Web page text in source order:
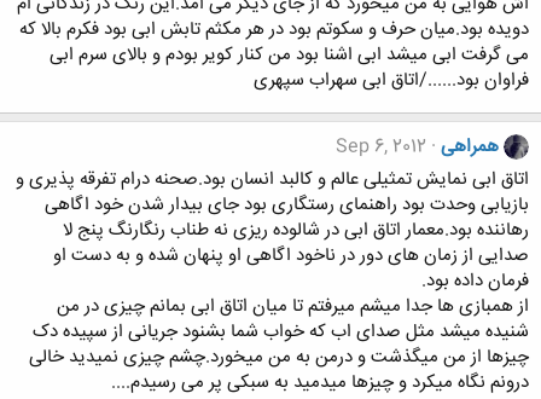
دویده بود.میان حرف و سکوتم بود در هر مکثم تابش ابی بود فکرم بالا که
می گرفت ابی میشد ابی اشنا بود من کنار کویر بودم و بالای سرم ابی
فراوان بود....../اتاق ابی سهراب سپهری
همراهی Sep 6, 2012
اتاق ابی نمایش تمثیلی عالم و کالبد انسان بود.صحنه درام تفرقه پذیری و
بازیابی وحدت بود راهنمای رستگاری بود جای بیدار شدن خود اگاهی
رهاننده بود.معمار اتاق ابی در شالوده ریزی نه طناب رنگارنگ پنج لا
صدایی از زمان های دور در ناخود اگاهی او پنهان شده و به دست او
فرمان داده بود.
از همبازی ها جدا میشم میرفتم تا میان اتاق ابی بمانم چیزی در من
شنیده میشد مثل صدای اب که خواب شما بشنود جریانی از سپیده دک
چیزها از من میگذشت و درمن به من میخورد.چشم چیزی نمیدید خالی
درونم نگاه میکرد و چیزها میدمید به سبکی پر می رسیدم....